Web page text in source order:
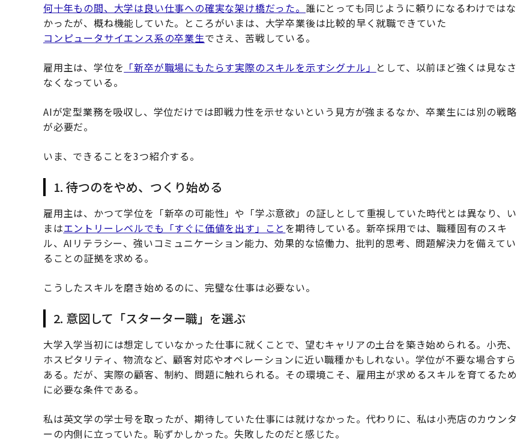
何十年もの間、大学は良い仕事への確実な架け橋だった。 誰にとっても同じように頼りになるわけではな
かったが、概ね機能していた。ところがいまは、大学卒業後は比較的早く就職できていた
コンピュータサイエンス系の卒業生でさえ、苦戦している。
雇用主は、学位を 「新卒が職場にもたらす実際のスキルを示すシグナル」 として、以前ほど強くは見なさ
なくなっている。
AIが定型業務を吸収し、学位だけでは即戦力性を示せないという見方が強まるなか、卒業生には別の戦略
が必要だ。
いま、できることを3つ紹介する。
1. 待つのをやめ、つくり始める
雇用主は、かつて学位を「新卒の可能性」や「学ぶ意欲」の証しとして重視していた時代とは異なり、い
まはエントリーレベルでも「すぐに価値を出す」こと を期待している。新卒採用では、職種固有のスキ
ル、AIリテラシー、強いコミュニケーション能力、効果的な協働力、批判的思考、問題解決力を備えてい
ることの証拠を求める。
こうしたスキルを磨き始めるのに、完璧な仕事は必要ない。
2. 意図して「スターター職」を選ぶ
大学入学当初には想定していなかった仕事に就くことで、望むキャリアの土台を築き始められる。小売、
ホスピタリティ、物流など、顧客対応やオペレーションに近い職種かもしれない。学位が不要な場合すら
ある。だが、実際の顧客、制約、問題に触れられる。その環境こそ、雇用主が求めるスキルを育てるため
に必要な条件である。
私は英文学の学士号を取ったが、期待していた仕事には就けなかった。代わりに、私は小売店のカウンタ
ーの内側に立っていた。恥ずかしかった。失敗したのだと感じた。